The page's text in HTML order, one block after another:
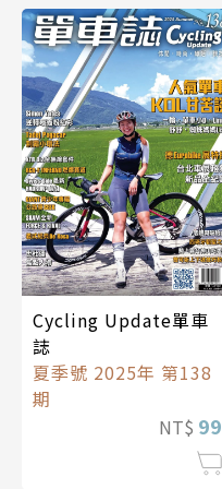
Cycling Update單車
誌
夏季號 2025年 第138
期
NT$ 99